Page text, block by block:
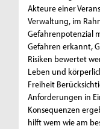
Akteure einer
Verwaltung, im
Gefahrenpotenzial
Gefahren erkannt,
Risiken bewertet
Leben und
Freiheit
Anforderungen in
Konsequenzen
hilft wem wie am